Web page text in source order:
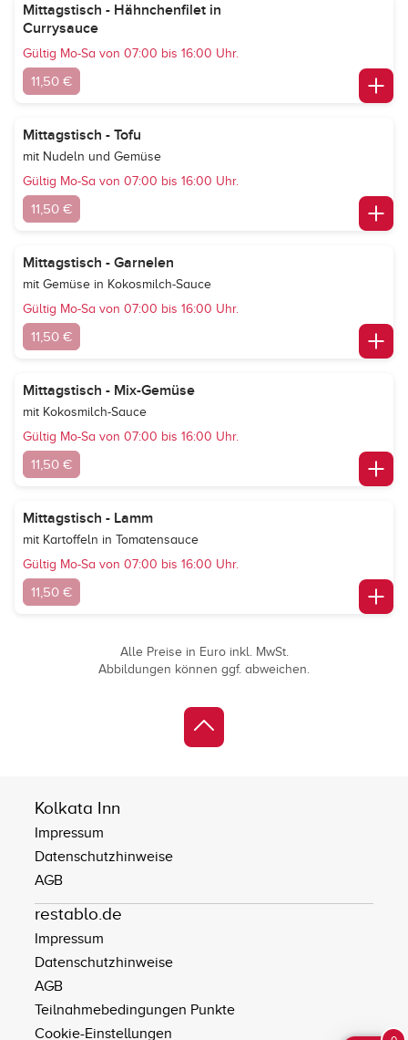
Mittagstisch - Hähnchenfilet in
Currysauce
Gültig Mo-Sa von 07:00 bis 16:00 Uhr.
11,50 €
Mittagstisch - Tofu
mit Nudeln und Gemüse
Gültig Mo-Sa von 07:00 bis 16:00 Uhr.
11,50 €
Mittagstisch - Garnelen
mit Gemüse in Kokosmilch-Sauce
Gültig Mo-Sa von 07:00 bis 16:00 Uhr.
11,50 €
Mittagstisch - Mix-Gemüse
mit Kokosmilch-Sauce
Gültig Mo-Sa von 07:00 bis 16:00 Uhr.
11,50 €
Mittagstisch - Lamm
mit Kartoffeln in Tomatensauce
Gültig Mo-Sa von 07:00 bis 16:00 Uhr.
11,50 €
Alle Preise in Euro inkl. MwSt.
Abbildungen können ggf. abweichen.
Kolkata Inn
Impressum
Datenschutzhinweise
AGB
restablo.de
Impressum
Datenschutzhinweise
AGB
Teilnahmebedingungen Punkte
Cookie-Einstellungen